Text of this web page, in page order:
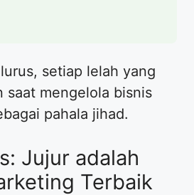
setiap lelah yang
saat mengelola bisnis
pahala jihad.
Jujur adalah
Terbaik